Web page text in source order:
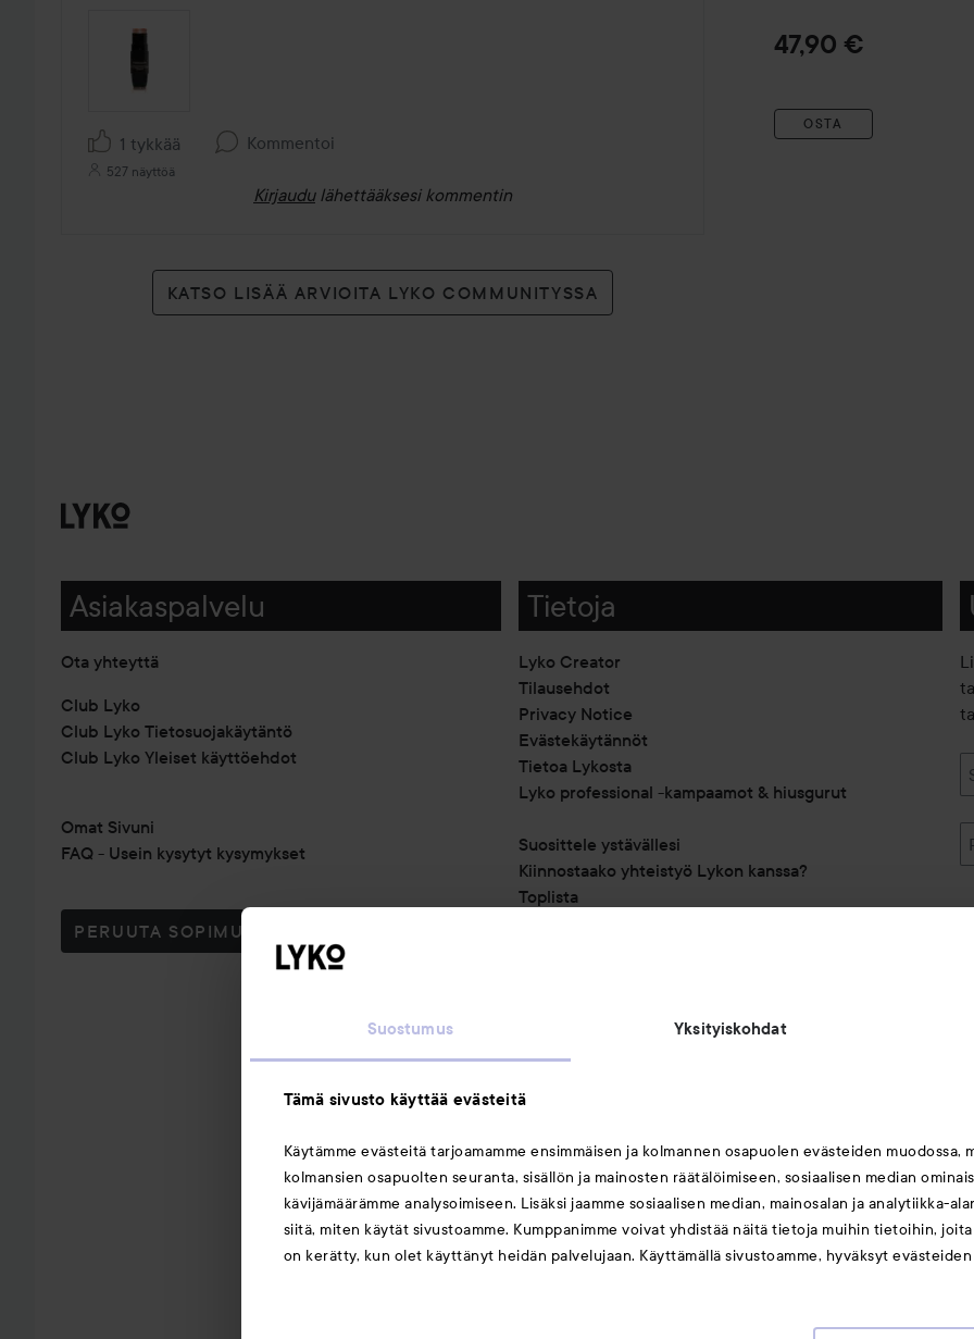
Suostumus Yksityiskohdat
Tämä sivusto käyttää evästeitä
Käytämme evästeitä tarjoamamme ensimmäisen ja kolmannen osapuolen evästeiden muodossa,
kolmansien osapuolten seuranta, sisällön ja mainosten räätälöimiseen, sosiaalisen median
kävijämäärämme analysoimiseen. Lisäksi jaamme sosiaalisen median, mainosalan ja analytiikka-
siitä, miten käytät sivustoamme. Kumppanimme voivat yhdistää näitä tietoja muihin tietoihin,
on kerätty, kun olet käyttänyt heidän palvelujaan. Käyttämällä sivustoamme, hyväksyt
1 tykkää Kommentoi
527 näyttöä
Kirjaudu lähettääksesi kommentin
KATSO LISÄÄ ARVIOITA LYKO COMMUNITYSSA
47,90 €
OSTA
Asiakaspalvelu
Ota yhteyttä
Club Lyko
Club Lyko Tietosuojakäytäntö
Club Lyko Yleiset käyttöehdot
Omat Sivuni
FAQ - Usein kysytyt kysymykset
PERUUTA SOPIMUS TÄSTÄ
Tietoja
Lyko Creator
Tilausehdot
Privacy Notice
Evästekäytännöt
Tietoa Lykosta
Lyko professional -kampaamot & hiusgurut
Suosittele ystävällesi
Kiinnostaako yhteistyö Lykon kanssa?
Toplista
Saattaisit myös tykätä
Huulet